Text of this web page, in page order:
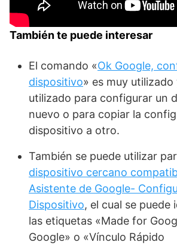
También te puede interesar
El comando «Ok Google,
dispositivo» es muy utilizado
utilizado para configurar un
nuevo o para copiar la
dispositivo a otro.
También se puede utilizar
dispositivo cercano
Asistente de Google-
Dispositivo, el cual se
las etiquetas «Made for
Google» o «Vínculo Rápido